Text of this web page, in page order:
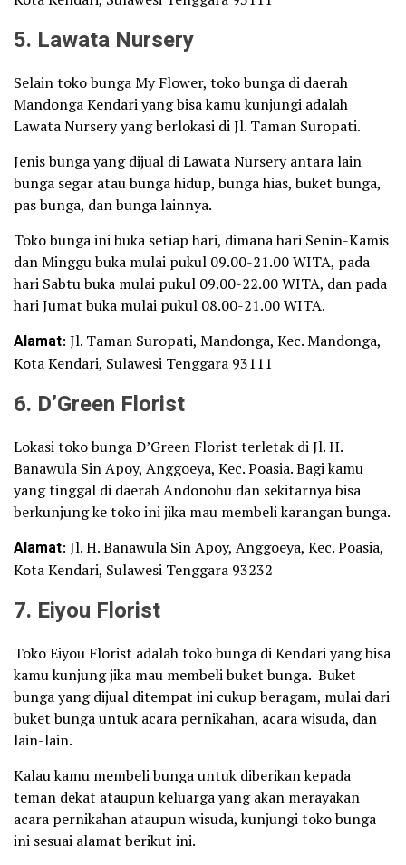
5. Lawata Nursery
Selain toko bunga My Flower, toko bunga di daerah
Mandonga Kendari yang bisa kamu kunjungi adalah
Lawata Nursery yang berlokasi di Jl. Taman Suropati.
Jenis bunga yang dijual di Lawata Nursery antara lain
bunga segar atau bunga hidup, bunga hias, buket bunga,
pas bunga, dan bunga lainnya.
Toko bunga ini buka setiap hari, dimana hari Senin-Kamis
dan Minggu buka mulai pukul 09.00-21.00 WITA, pada
hari Sabtu buka mulai pukul 09.00-22.00 WITA, dan pada
hari Jumat buka mulai pukul 08.00-21.00 WITA.
Alamat: Jl. Taman Suropati, Mandonga, Kec. Mandonga,
Kota Kendari, Sulawesi Tenggara 93111
6. D’Green Florist
Lokasi toko bunga D’Green Florist terletak di Jl. H.
Banawula Sin Apoy, Anggoeya, Kec. Poasia. Bagi kamu
yang tinggal di daerah Andonohu dan sekitarnya bisa
berkunjung ke toko ini jika mau membeli karangan bunga.
Alamat: Jl. H. Banawula Sin Apoy, Anggoeya, Kec. Poasia,
Kota Kendari, Sulawesi Tenggara 93232
7. Eiyou Florist
Toko Eiyou Florist adalah toko bunga di Kendari yang bisa
kamu kunjung jika mau membeli buket bunga. Buket
bunga yang dijual ditempat ini cukup beragam, mulai dari
buket bunga untuk acara pernikahan, acara wisuda, dan
lain-lain.
Kalau kamu membeli bunga untuk diberikan kepada
teman dekat ataupun keluarga yang akan merayakan
acara pernikahan ataupun wisuda, kunjungi toko bunga
ini sesuai alamat berikut ini.